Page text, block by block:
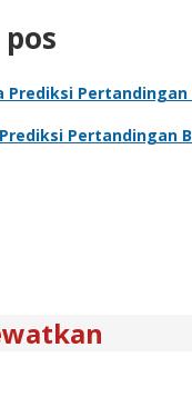
Prediksi Pertandingan
Prediksi Pertandingan